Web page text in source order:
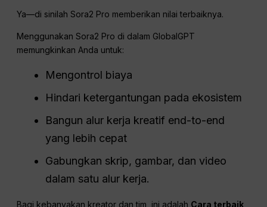
Ya—di sinilah Sora2 Pro memberikan nilai terbaiknya.
Menggunakan Sora2 Pro di dalam GlobalGPT
memungkinkan Anda untuk:
Mengontrol biaya
Hindari ketergantungan pada ekosistem
Bangun alur kerja kreatif end-to-end
yang lebih cepat
Gabungkan skrip, gambar, dan video
dalam satu alur kerja.
Bagi kebanyakan kreator dan tim, ini adalah Cara terbaik